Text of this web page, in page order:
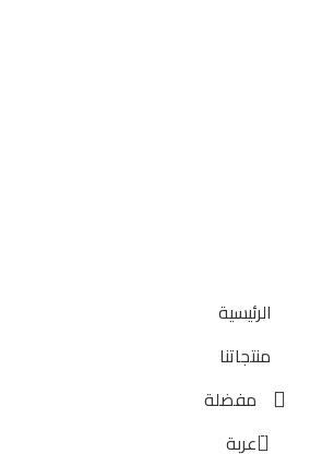
الرئيسية
منتجاتنا
مفضلة
0 عربة